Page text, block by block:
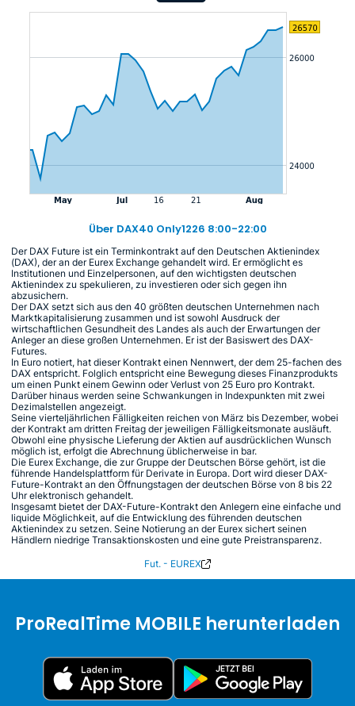
Über DAX40 Only1226 8:00-22:00
Der DAX Future ist ein Terminkontrakt auf den Deutschen Aktienindex
(DAX), der an der Eurex Exchange gehandelt wird. Er ermöglicht es
Institutionen und Einzelpersonen, auf den wichtigsten deutschen
Aktienindex zu spekulieren, zu investieren oder sich gegen ihn
abzusichern.
Der DAX setzt sich aus den 40 größten deutschen Unternehmen nach
Marktkapitalisierung zusammen und ist sowohl Ausdruck der
wirtschaftlichen Gesundheit des Landes als auch der Erwartungen der
Anleger an diese großen Unternehmen. Er ist der Basiswert des DAX-
Futures.
In Euro notiert, hat dieser Kontrakt einen Nennwert, der dem 25-fachen des
DAX entspricht. Folglich entspricht eine Bewegung dieses Finanzprodukts
um einen Punkt einem Gewinn oder Verlust von 25 Euro pro Kontrakt.
Darüber hinaus werden seine Schwankungen in Indexpunkten mit zwei
Dezimalstellen angezeigt.
Seine vierteljährlichen Fälligkeiten reichen von März bis Dezember, wobei
der Kontrakt am dritten Freitag der jeweiligen Fälligkeitsmonate ausläuft.
Obwohl eine physische Lieferung der Aktien auf ausdrücklichen Wunsch
möglich ist, erfolgt die Abrechnung üblicherweise in bar.
Die Eurex Exchange, die zur Gruppe der Deutschen Börse gehört, ist die
führende Handelsplattform für Derivate in Europa. Dort wird dieser DAX-
Future-Kontrakt an den Öffnungstagen der deutschen Börse von 8 bis 22
Uhr elektronisch gehandelt.
Insgesamt bietet der DAX-Future-Kontrakt den Anlegern eine einfache und
liquide Möglichkeit, auf die Entwicklung des führenden deutschen
Aktienindex zu setzen. Seine Notierung an der Eurex sichert seinen
Händlern niedrige Transaktionskosten und eine gute Preistransparenz.
Fut. - EUREX
ProRealTime MOBILE herunterladen